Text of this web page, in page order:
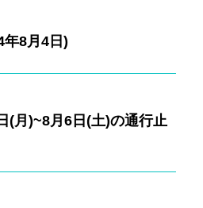
年8月4日)
(月)~8月6日(土)の通行止